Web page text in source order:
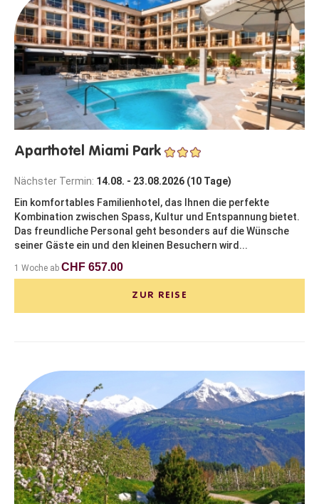
Aparthotel Miami Park
Nächster Termin: 14.08. - 23.08.2026 (10 Tage)
Ein komfortables Familienhotel, das Ihnen die perfekte
Kombination zwischen Spass, Kultur und Entspannung bietet.
Das freundliche Personal geht besonders auf die Wünsche
seiner Gäste ein und den kleinen Besuchern wird...
1 Woche ab CHF 657.00
ZUR REISE